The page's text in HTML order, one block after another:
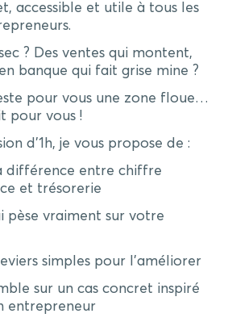
accessible et utile à tous les
? Des ventes qui montent,
banque qui fait grise mine ?
pour vous une zone floue…
pour vous !
d’1h, je vous propose de :
différence entre chiffre
et trésorerie
pèse vraiment sur votre
simples pour l’améliorer
sur un cas concret inspiré
entrepreneur